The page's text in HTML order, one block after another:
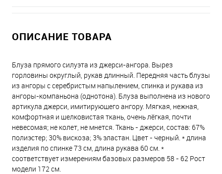
ОПИСАНИЕ ТОВАРА
Блуза прямого силуэта из джерси-ангора. Вырез
горловины округлый, рукав длинный. Передняя часть блузы
из ангоры с серебристым напылением, спинка и рукава из
ангоры-компаньона (однотона). Блуза выполнена из нового
артикула джерси, имитирующего ангору. Мягкая, нежная,
комфортная и шелковистая ткань, очень лёгкая, почти
невесомая; не колет, не мнется. Ткань - джерси, состав: 67%
полиэстер; 30% вискоза; 3% эластан. Цвет - черный. * длина
изделия по спинке 73 см, длина рукава 60 см. *
соответствует измерениям базовых размеров 58 - 62 Рост
модели 172 см.